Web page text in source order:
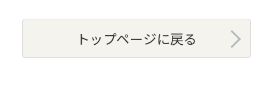
トップページに戻る